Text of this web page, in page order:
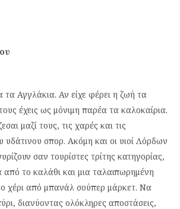
Αγγλάκια. Αν είχε φέρει η ζωή τα
έχεις ως μόνιμη παρέα τα καλοκαίρια.
μαζί τους, τις χαρές και τις
υδάτινου σπορ. Ακόμη και οι υιοί Λόρδων
σαν τουρίστες τρίτης κατηγορίας,
από το καλάθι και μια ταλαιπωρημένη
χέρι από μπανάλ σούπερ μάρκετ. Να
διανύοντας ολόκληρες αποστάσεις,